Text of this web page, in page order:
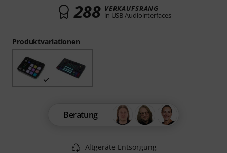
Produktvariationen
288 VERKAUFSRANG
in USB Audiointerfaces
Beratung
Altgeräte-Entsorgung